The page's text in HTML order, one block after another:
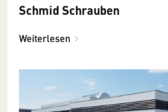
Schmid Schrauben
Weiterlesen